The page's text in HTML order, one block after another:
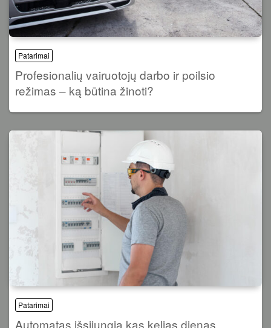
Patarimai
Profesionalių vairuotojų darbo ir poilsio
režimas – ką būtina žinoti?
Patarimai
Automatas išsijungia kas kelias dienas.